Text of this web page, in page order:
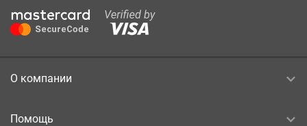
О компании
Помощь